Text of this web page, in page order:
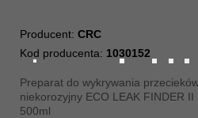
Producent: CRC
Kod producenta: 1030152
Preparat do wykrywania
niekorozyjny ECO LEAK FINDER
500ml